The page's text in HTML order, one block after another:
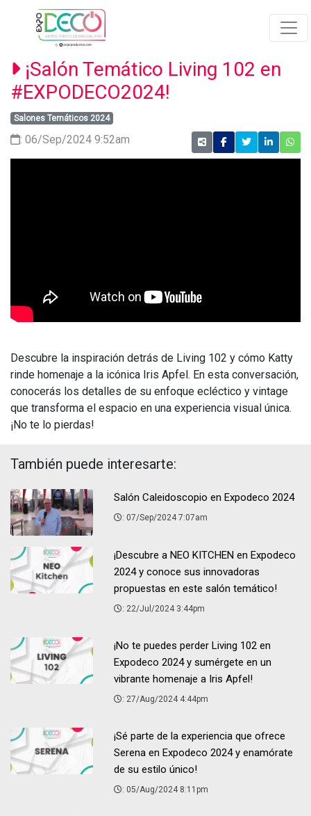
¡Salón Temático Living 102 en
#EXPODECO2024!
Salones Temáticos 2024
: 06/Sep/2024 9:52am
Descubre la inspiración detrás de Living 102 y cómo Katty
rinde homenaje a la icónica Iris Apfel. En esta conversación,
conocerás los detalles de su enfoque ecléctico y vintage
que transforma el espacio en una experiencia visual única.
¡No te lo pierdas!
También puede interesarte:
Salón Caleidoscopio en Expodeco 2024
: 07/Sep/2024 7:07am
¡Descubre a NEO KITCHEN en Expodeco
2024 y conoce sus innovadoras
propuestas en este salón temático!
: 22/Jul/2024 3:44pm
¡No te puedes perder Living 102 en
Expodeco 2024 y sumérgete en un
vibrante homenaje a Iris Apfel!
: 27/Aug/2024 4:44pm
¡Sé parte de la experiencia que ofrece
Serena en Expodeco 2024 y enamórate
de su estilo único!
: 05/Aug/2024 8:11pm